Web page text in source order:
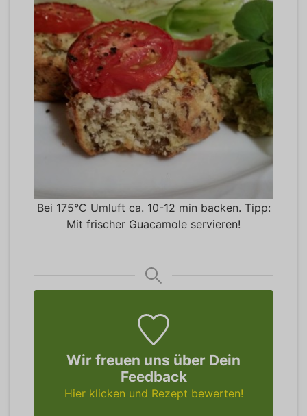
Bei 175°C Umluft ca. 10-12 min backen. Tipp:
Mit frischer Guacamole servieren!
Wir freuen uns über Dein
Feedback
Hier klicken und Rezept bewerten!